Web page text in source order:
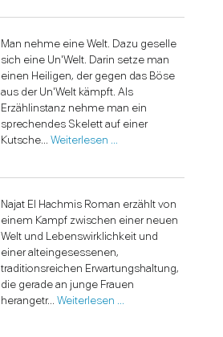
Man nehme eine Welt. Dazu geselle
sich eine Un'Welt. Darin setze man
einen Heiligen, der gegen das Böse
aus der Un'Welt kämpft. Als
Erzählinstanz nehme man ein
sprechendes Skelett auf einer
Kutsche... Weiterlesen …
Najat El Hachmis Roman erzählt von
einem Kampf zwischen einer neuen
Welt und Lebenswirklichkeit und
einer alteingesessenen,
traditionsreichen Erwartungshaltung,
die gerade an junge Frauen
herangetr... Weiterlesen …